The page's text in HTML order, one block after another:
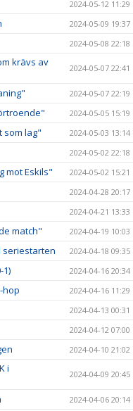
2024-05-12 11:29
2024-05-09 19:37
2024-05-08 22:18
krävs av
2024-05-07 22:41
2024-05-07 22:19
2024-05-05 15:19
som lag" 2024-05-03 13:14
2024-05-02 22:18
mot Eskils" 2024-05-02 15:21
2024-04-28 20:17
2024-04-21 13:33
match" 2024-04-19 10:03
seriestarten 2024-04-18 09:35
1) 2024-04-16 20:34
hop 2024-04-16 11:29
2024-04-13 00:31
2024-04-12 07:00
2024-04-10 21:02
i
2024-04-09 20:45
2024-04-06 20:14